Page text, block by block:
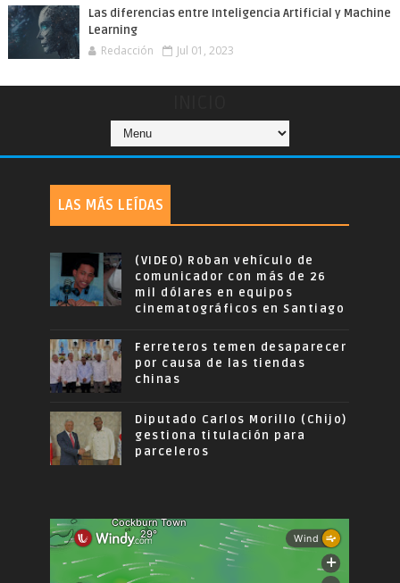
Las diferencias entre Inteligencia Artificial y Machine
Learning
Redacción Jul 01, 2023
LAS MÁS LEÍDAS
(VIDEO) Roban vehículo de
comunicador con más de 26
mil dólares en equipos
cinematográficos en Santiago
Ferreteros temen desaparecer
por causa de las tiendas
chinas
Diputado Carlos Morillo (Chijo)
gestiona titulación para
parceleros